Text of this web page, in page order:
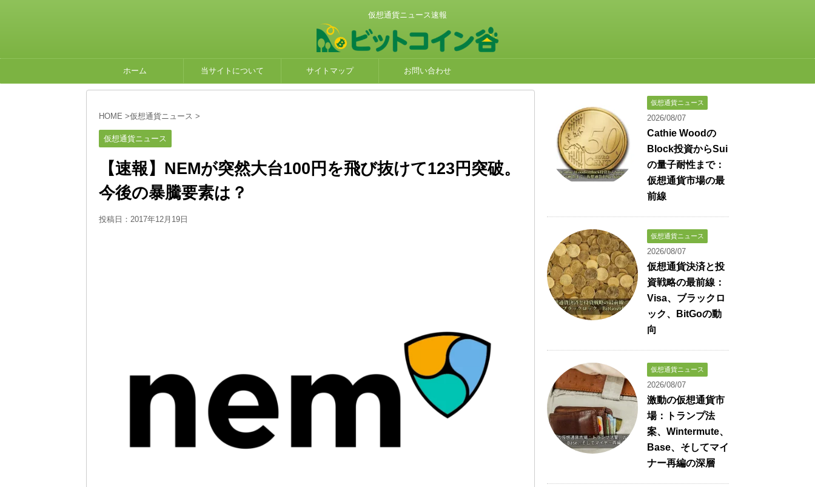
仮想通貨ニュース速報
ホーム 当サイトについて サイトマップ お問い合わせ
HOME >仮想通貨ニュース >
仮想通貨ニュース
【速報】NEMが突然大台100円を飛び抜けて123円突破。
今後の暴騰要素は？
投稿日： 2017年12月19日
仮想通貨ニュース
2026/08/07
Cathie Woodの
Block投資からSui
の量子耐性まで：
仮想通貨市場の最
前線
仮想通貨ニュース
2026/08/07
仮想通貨決済と投
資戦略の最前線：
Visa、ブラックロ
ック、BitGoの動
向
仮想通貨ニュース
2026/08/07
激動の仮想通貨市
場：トランプ法
案、Wintermute、
Base、そしてマイ
ナー再編の深層